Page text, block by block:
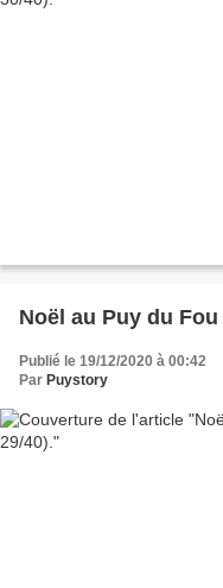
Noël au Puy du Fou
Publié le 19/12/2020 à 00:42
Par Puystory